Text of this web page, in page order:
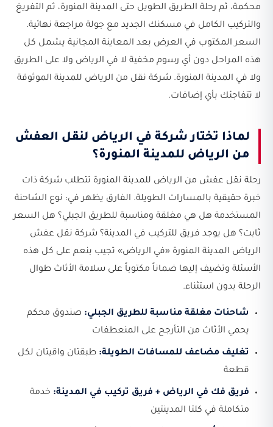
محكمة، ثم رحلة الطريق الطويل حتى المدينة المنورة، ثم التفريغ
والتركيب الكامل في مسكنك الجديد مع جولة مراجعة نهائية.
السعر المكتوب في العرض بعد المعاينة المجانية يشمل كل
هذه المراحل دون أي رسوم مخفية لا في الرياض ولا على الطريق
ولا في المدينة المنورة. شركة نقل من الرياض للمدينة الموثوقة
لا تتفاجئك بأي إضافات.
لماذا تختار شركة في الرياض لنقل العفش
من الرياض للمدينة المنورة؟
رحلة نقل عفش من الرياض للمدينة المنورة تتطلب شركة ذات
خبرة حقيقية بالمسارات الطويلة. الفارق يظهر في: نوع الشاحنة
المستخدمة هل هي مغلقة ومناسبة للطريق الجبلي؟ هل السعر
ثابت؟ هل يوجد فريق للتركيب في المدينة؟ شركة نقل عفش
الرياض المدينة المنورة «في الرياض» تجيب بنعم على كل هذه
الأسئلة وتضيف إليها ضماناً مكتوباً على سلامة الأثاث طوال
الرحلة بدون استثناء.
شاحنات مغلقة مناسبة للطريق الجبلي: صندوق محكم
يحمي الأثاث من التأرجح على المنعطفات
تغليف مضاعف للمسافات الطويلة: طبقتان واقيتان لكل
قطعة
فريق فك في الرياض + فريق تركيب في المدينة: خدمة
متكاملة في كلتا المدينتين